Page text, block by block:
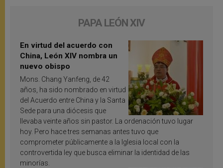
PAPA LEÓN XIV
En virtud del acuerdo con
China, León XIV nombra un
nuevo obispo
Mons. Chang Yanfeng, de 42
años, ha sido nombrado en virtud
del Acuerdo entre China y la Santa
Sede para una diócesis que
llevaba veinte años sin pastor. La ordenación tuvo lugar
hoy. Pero hace tres semanas antes tuvo que
comprometer públicamente a la Iglesia local con la
controvertida ley que busca eliminar la identidad de las
minorías.